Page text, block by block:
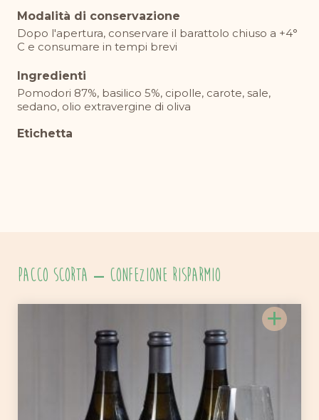
Modalità di conservazione
Dopo l'apertura, conservare il barattolo chiuso a +4°
C e consumare in tempi brevi
Ingredienti
Pomodori 87%, basilico 5%, cipolle, carote, sale,
sedano, olio extravergine di oliva
Etichetta
PACCO SCORTA – Confezione risparmio
+